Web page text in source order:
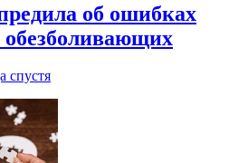
об ошибках
спустя